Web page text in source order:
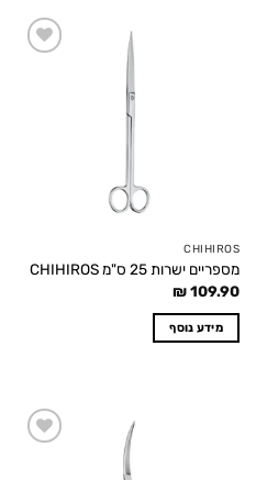
CHIHIROS
מספריים ישרות 25 ס"מ CHIHIROS
₪109.90
מידע נוסף